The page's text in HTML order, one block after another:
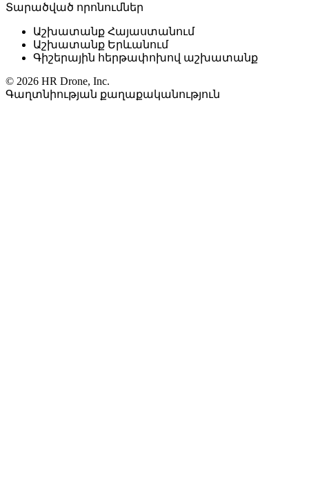
Տարածված որոնումներ
Աշխատանք Հայաստանում
Աշխատանք Երևանում
Գիշերային հերթափոխով աշխատանք
© 2026 HR Drone, Inc.
Գաղտնիության քաղաքականություն